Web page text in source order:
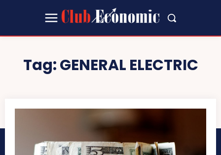
Tag:GENERAL ELECTRIC